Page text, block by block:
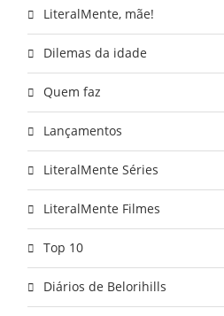
LiteralMente, mãe!
Dilemas da idade
Quem faz
Lançamentos
LiteralMente Séries
LiteralMente Filmes
Top 10
Diários de Belorihills